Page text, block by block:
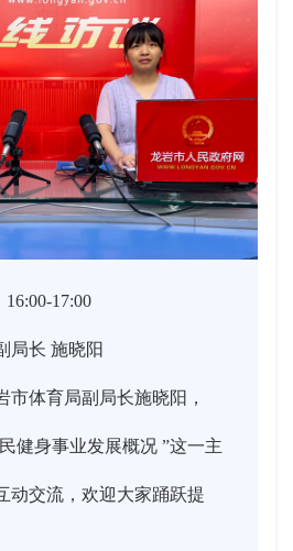
16:00-17:00
局长 施晓阳
市体育局副局长施晓阳，
健身事业发展概况 ”这一主
动交流，欢迎大家踊跃提